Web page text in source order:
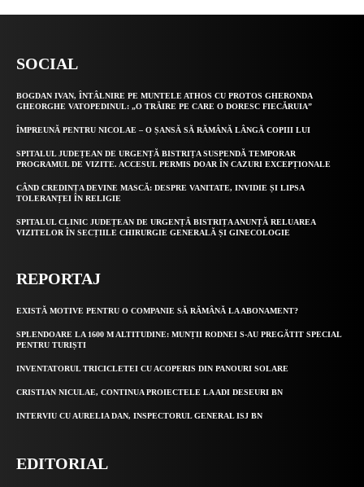
SOCIAL
BOGDAN IVAN, ÎNTÂLNIRE PE MUNTELE ATHOS CU PROTOS GHERONDA
GHEORGHE VATOPEDINUL: „O TRĂIRE PE CARE O DORESC FIECĂRUIA”
ÎMPREUNĂ PENTRU NICOLAE – O ȘANSĂ SĂ RĂMÂNĂ LÂNGĂ COPIII LUI
SPITALUL JUDEȚEAN DE URGENȚĂ BISTRIȚA SUSPENDĂ TEMPORAR
PROGRAMUL DE VIZITE. ACCESUL PERMIS DOAR ÎN CAZURI EXCEPȚIONALE
CÂND CREDINȚA DEVINE MASCĂ: DESPRE VANITATE, INVIDIE ȘI LIPSA
TOLERANȚEI ÎN RELIGIE
SPITALUL CLINIC JUDEȚEAN DE URGENȚĂ BISTRIȚA ANUNȚĂ RELUAREA
VIZITELOR ÎN SECȚIILE CHIRURGIE GENERALĂ ȘI GINECOLOGIE
REPORTAJ
EXISTĂ MOTIVE PENTRU O COMPANIE SĂ RĂMÂNĂ LA ABONAMENT?
SPLENDOARE LA 1600 M ALTITUDINE: MUNȚII RODNEI S-AU PREGĂTIT SPECIAL
PENTRU TURIȘTI
INVENTATORUL TRICICLETEI CU ACOPERIS DIN PANOURI SOLARE
CRISTIAN NICULAE, CONTINUA PROIECTELE LA ADI DESEURI BN
INTERVIU CU AURELIA DAN, INSPECTORUL GENERAL ISJ BN
EDITORIAL